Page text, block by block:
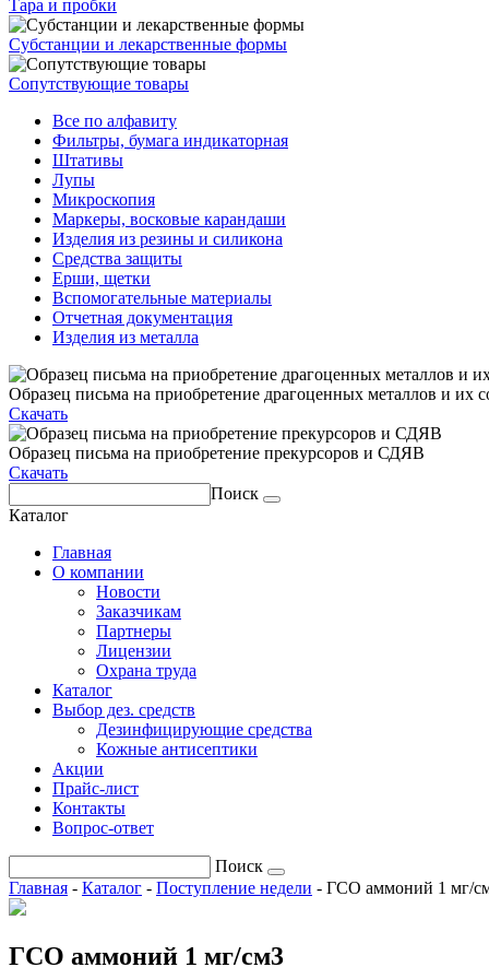
Тара и пробки
Субстанции и лекарственные формы
Сопутствующие товары
Все по алфавиту
Фильтры, бумага индикаторная
Штативы
Лупы
Микроскопия
Маркеры, восковые карандаши
Изделия из резины и силикона
Средства защиты
Ерши, щетки
Вспомогательные материалы
Отчетная документация
Изделия из металла
Образец письма на приобретение драгоценных металлов и их
Скачать
Образец письма на приобретение прекурсоров и СДЯВ
Скачать
Поиск
Каталог
Главная
О компании
Новости
Заказчикам
Партнеры
Лицензии
Охрана труда
Каталог
Выбор дез. средств
Дезинфицирующие средства
Кожные антисептики
Акции
Прайс-лист
Контакты
Вопрос-ответ
Поиск
Главная - Каталог - Поступление недели - ГСО аммоний 1 мг/
ГСО аммоний 1 мг/см3